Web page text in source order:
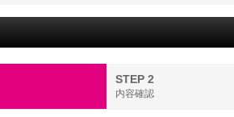
STEP 2
内容確認